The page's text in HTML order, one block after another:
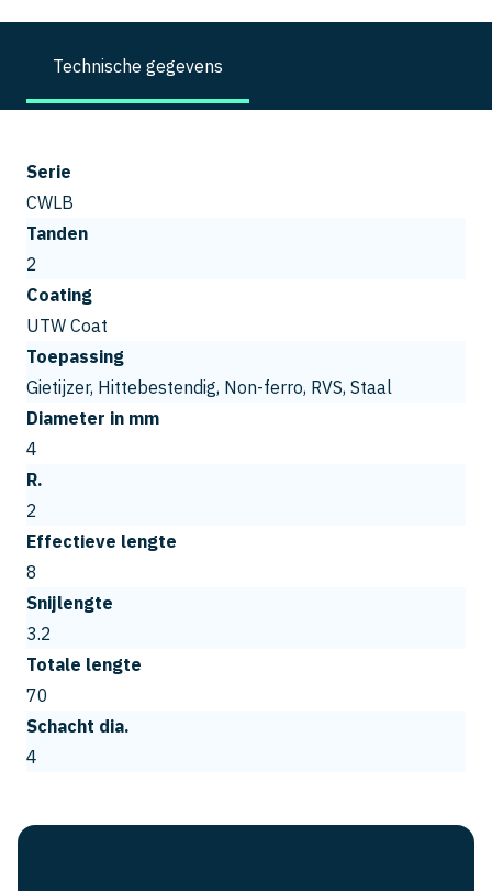
Technische gegevens
Serie
CWLB
Tanden
2
Coating
UTW Coat
Toepassing
Gietijzer, Hittebestendig, Non-ferro, RVS, Staal
Diameter in mm
4
R.
2
Effectieve lengte
8
Snijlengte
3.2
Totale lengte
70
Schacht dia.
4